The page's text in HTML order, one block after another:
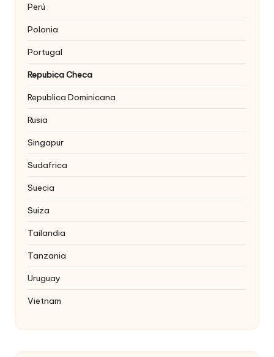
Perú
Polonia
Portugal
Repubica Checa
Republica Dominicana
Rusia
Singapur
Sudafrica
Suecia
Suiza
Tailandia
Tanzania
Uruguay
Vietnam